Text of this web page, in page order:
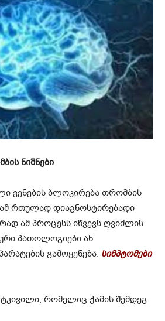
ნიშნები
ვენების ბლოკირება თრომბის
რთულად დიაგნოსტირებადი
ამ პროცესს იწვევს ღვიძლის
პათოლოგიები ან
გამოყენება. სიმპტომები
რომელიც ჭამის შემდეგ